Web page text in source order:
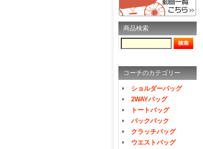
商品検索
コーチのカテゴリー
ショルダーバッグ
2WAYバッグ
トートバッグ
バックパック
クラッチバッグ
ウエストバッグ